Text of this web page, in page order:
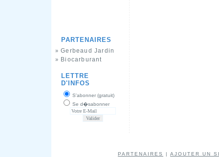
PARTENAIRES
» Gerbeaud Jardin
» Biocarburant
LETTRE
D'INFOS
S'abonner (gratuit)
Se d�sabonner
PARTENAIRES | AJOUTER UN